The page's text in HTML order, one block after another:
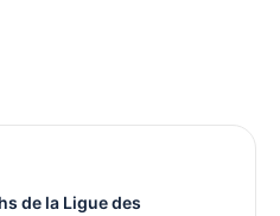
de la Ligue des